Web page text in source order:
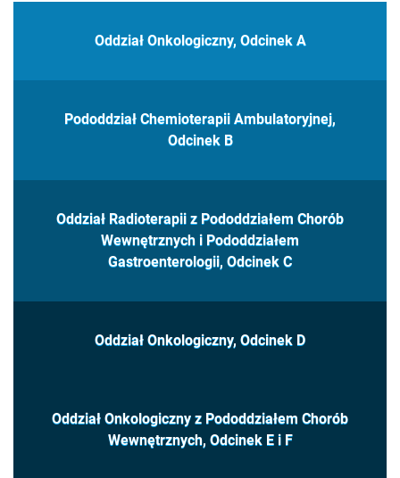
Oddział Onkologiczny, Odcinek A
Pododdział Chemioterapii Ambulatoryjnej,
Odcinek B
Oddział Radioterapii z Pododdziałem Chorób
Wewnętrznych i Pododdziałem
Gastroenterologii, Odcinek C
Oddział Onkologiczny, Odcinek D
Oddział Onkologiczny z Pododdziałem Chorób
Wewnętrznych, Odcinek E i F